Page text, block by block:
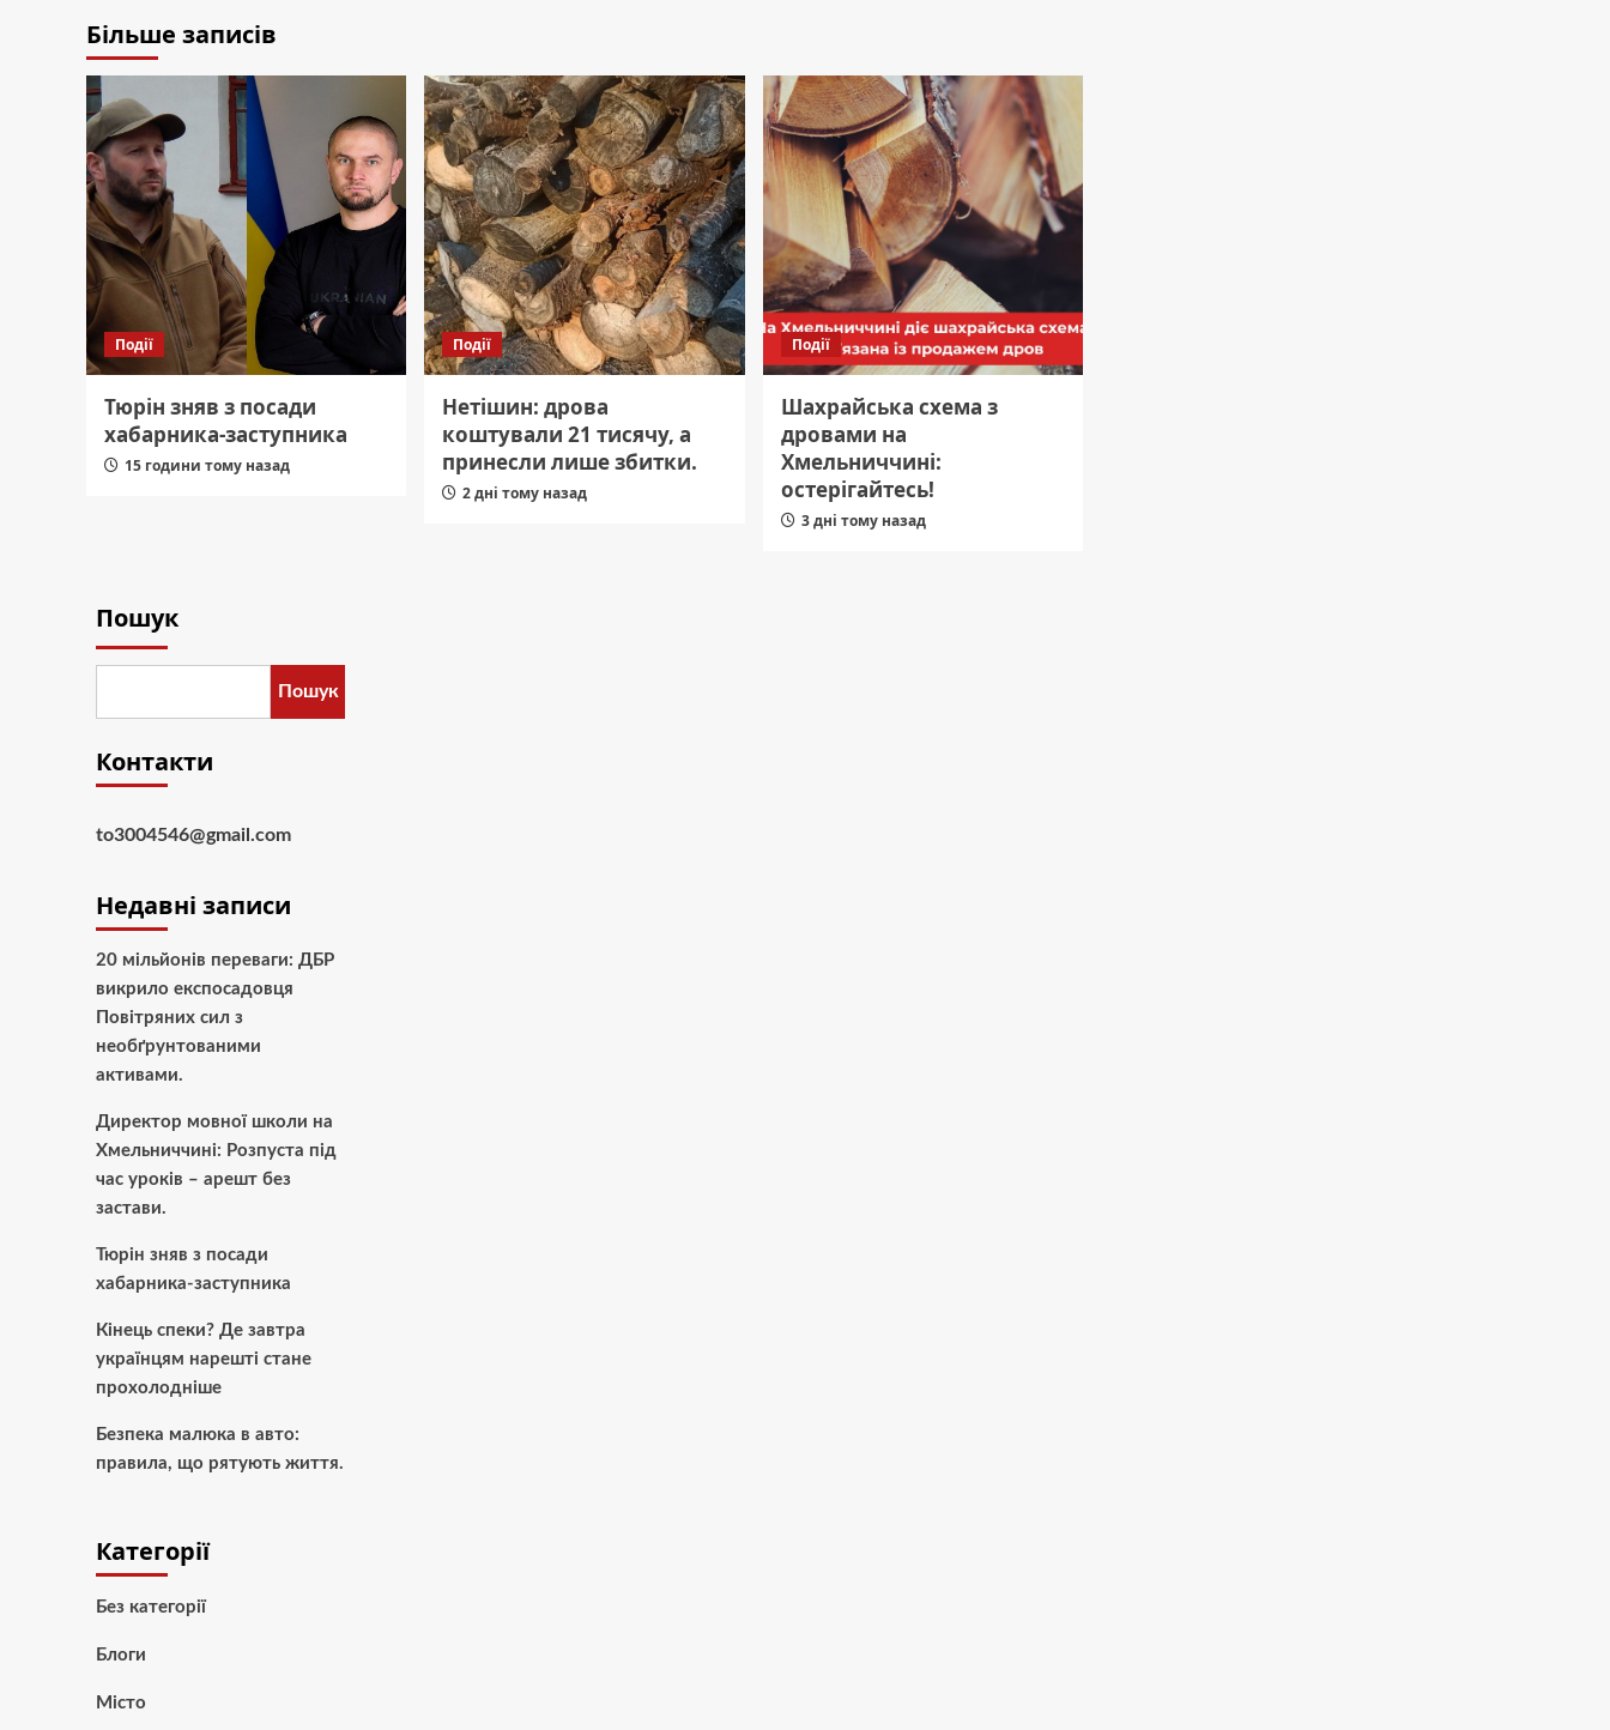
Більше записів
Події
Тюрін зняв з посади
хабарника-заступника
15 години тому назад
Події
Нетішин: дрова
коштували 21 тисячу, а
принесли лише збитки.
2 дні тому назад
Події
Шахрайська схема з
дровами на
Хмельниччині:
остерігайтесь!
3 дні тому назад
Пошук
Пошук
Контакти
to3004546@gmail.com
Недавні записи
20 мільйонів переваги: ДБР
викрило експосадовця
Повітряних сил з
необґрунтованими
активами.
Директор мовної школи на
Хмельниччині: Розпуста під
час уроків – арешт без
застави.
Тюрін зняв з посади
хабарника-заступника
Кінець спеки? Де завтра
українцям нарешті стане
прохолодніше
Безпека малюка в авто:
правила, що рятують життя.
Категорії
Без категорії
Блоги
Місто